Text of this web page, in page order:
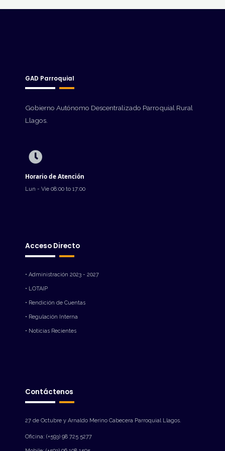
GAD Parroquial
Gobierno Autónomo Descentralizado Parroquial Rural
Llagos.
Horario de Atención
Lun - Vie 08:00 to 17:00
Acceso Directo
• Administración 2023 - 2027
• LOTAIP
• Rendición de Cuentas
• Regulación Interna
• Noticias Recientes
Contáctenos
27 de Octubre y Arnaldo Merino Cabecera Parroquial Llagos.
Oficina: (+593) 98 725 5277